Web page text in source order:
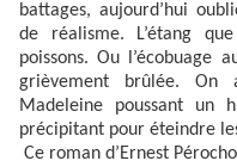
battages, aujourd’hui
de réalisme. L’étang
poissons. Ou l’écobuage
grièvement brûlée. On
Madeleine poussant un
précipitant pour éteindre
Ce roman d’Ernest